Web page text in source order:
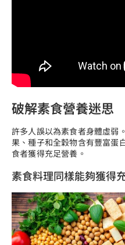
破解素食營養迷思
許多人誤以為素食者身體虛弱
果、種子和全穀物含有豐富蛋
食者獲得充足營養。
素食料理同樣能夠獲得